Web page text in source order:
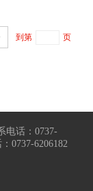
到第
页
话：0737-
0737-6206182